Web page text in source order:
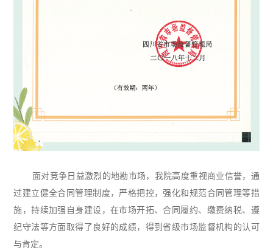
面对竞争日益激烈的地勘市场，我院高度重视商业信誉，通
过建立健全合同管理制度，严格把控，强化和规范合同管理等措
施，持续加强自身建设，在市场开拓、合同履约、缴费纳税、遵
纪守法等方面取得了良好的成绩，得到省级市场监督机构的认可
与肯定。